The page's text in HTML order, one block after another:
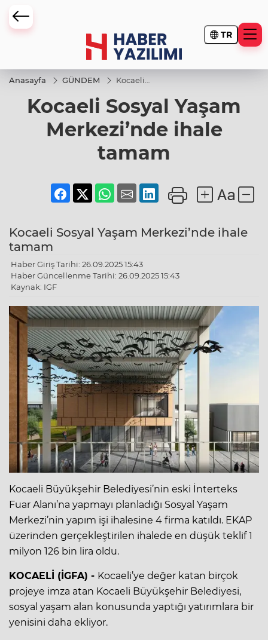
TR
Anasayfa GÜNDEM
Kocaeli
Yaşam
Merkezi’nde
tamam
Kocaeli Sosyal Yaşam
Merkezi’nde ihale
tamam
Kocaeli Sosyal Yaşam Merkezi’nde ihale
tamam
Haber Giriş Tarihi: 26.09.2025 15:43
Haber Güncellenme Tarihi: 26.09.2025 15:43
Kaynak: IGF
Kocaeli Büyükşehir Belediyesi’nin eski İnterteks
Fuar Alanı’na yapmayı planladığı Sosyal Yaşam
Merkezi’nin yapım işi ihalesine 4 firma katıldı. EKAP
üzerinden gerçekleştirilen ihalede en düşük teklif 1
milyon 126 bin lira oldu.
KOCAELİ (İGFA) - Kocaeli’ye değer katan birçok
projeye imza atan Kocaeli Büyükşehir Belediyesi,
sosyal yaşam alan konusunda yaptığı yatırımlara bir
yenisini daha ekliyor.